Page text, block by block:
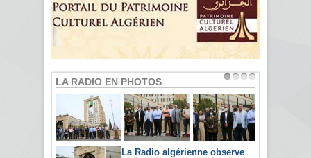
LA RADIO EN PHOTOS
La Radio algérienne observe